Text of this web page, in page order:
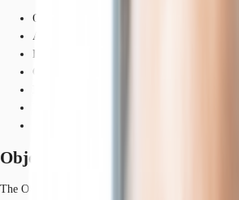
Objekt
Ausstattung
Lage und Verkehrsanbindung
Grundrisse
Objekt
The Oval setzt neue Maßstäbe. Zugang und